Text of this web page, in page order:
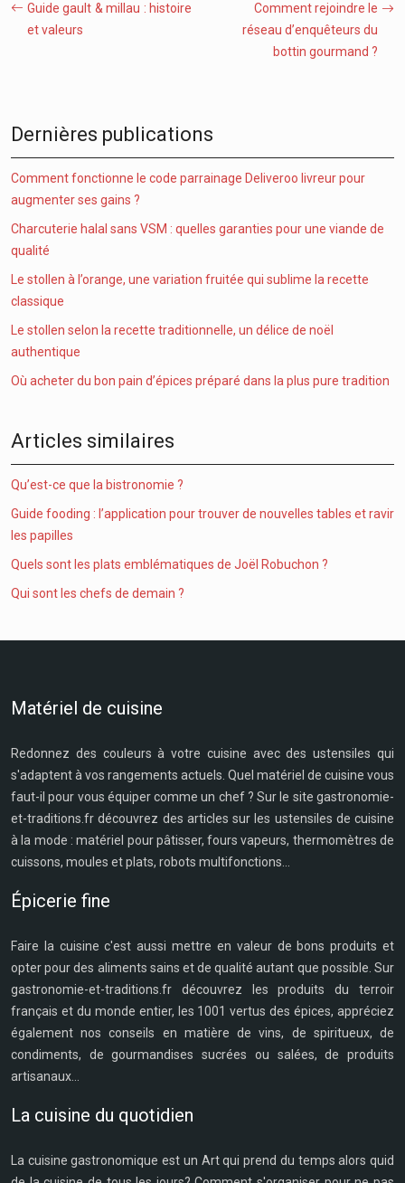
Guide gault & millau : histoire
et valeurs
Comment rejoindre le
réseau d’enquêteurs du
bottin gourmand ?
Dernières publications
Comment fonctionne le code parrainage Deliveroo livreur pour
augmenter ses gains ?
Charcuterie halal sans VSM : quelles garanties pour une viande de
qualité
Le stollen à l’orange, une variation fruitée qui sublime la recette
classique
Le stollen selon la recette traditionnelle, un délice de noël
authentique
Où acheter du bon pain d’épices préparé dans la plus pure tradition
Articles similaires
Qu’est-ce que la bistronomie ?
Guide fooding : l’application pour trouver de nouvelles tables et ravir
les papilles
Quels sont les plats emblématiques de Joël Robuchon ?
Qui sont les chefs de demain ?
Matériel de cuisine
Redonnez des couleurs à votre cuisine avec des ustensiles qui
s'adaptent à vos rangements actuels. Quel matériel de cuisine vous
faut-il pour vous équiper comme un chef ? Sur le site gastronomie-
et-traditions.fr découvrez des articles sur les ustensiles de cuisine
à la mode : matériel pour pâtisser, fours vapeurs, thermomètres de
cuissons, moules et plats, robots multifonctions...
Épicerie fine
Faire la cuisine c'est aussi mettre en valeur de bons produits et
opter pour des aliments sains et de qualité autant que possible. Sur
gastronomie-et-traditions.fr découvrez les produits du terroir
français et du monde entier, les 1001 vertus des épices, appréciez
également nos conseils en matière de vins, de spiritueux, de
condiments, de gourmandises sucrées ou salées, de produits
artisanaux...
La cuisine du quotidien
La cuisine gastronomique est un Art qui prend du temps alors quid